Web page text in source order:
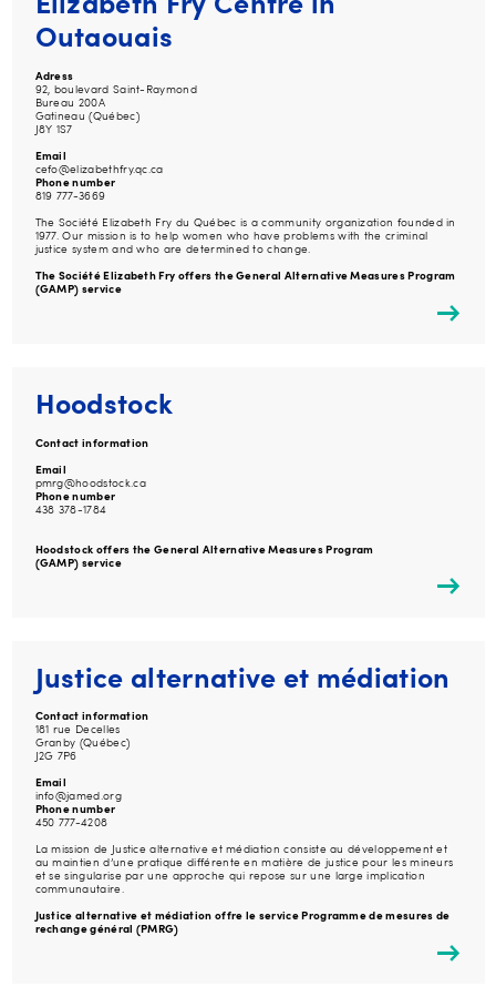
Elizabeth Fry Centre in
Outaouais
Adress
92, boulevard Saint-Raymond
Bureau 200A
Gatineau (Québec)
J8Y 1S7
Email
cefo@elizabethfry.qc.ca
Phone number
819 777-3669
The Société Elizabeth Fry du Québec is a community organization founded in
1977. Our mission is to help women who have problems with the criminal
justice system and who are determined to change.
The Société Elizabeth Fry offers the General Alternative Measures Program
(GAMP) service
Hoodstock
Contact information
Email
pmrg@hoodstock.ca
Phone number
438 378-1784
Hoodstock offers the General Alternative Measures Program
(GAMP) service
Justice alternative et médiation
Contact information
181 rue Decelles
Granby (Québec)
J2G 7P6
Email
info@jamed.org
Phone number
450 777-4208
La mission de Justice alternative et médiation consiste au développement et
au maintien d’une pratique différente en matière de justice pour les mineurs
et se singularise par une approche qui repose sur une large implication
communautaire.
Justice alternative et médiation offre le service Programme de mesures de
rechange général (PMRG)